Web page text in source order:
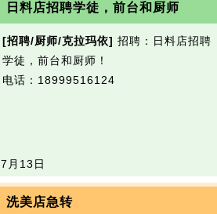
日料店招聘学徒，前台和厨师
[招聘/厨师/克拉玛依] 招聘：日料店招聘
学徒，前台和厨师！
电话：18999516124
7月13日
洗美店急转